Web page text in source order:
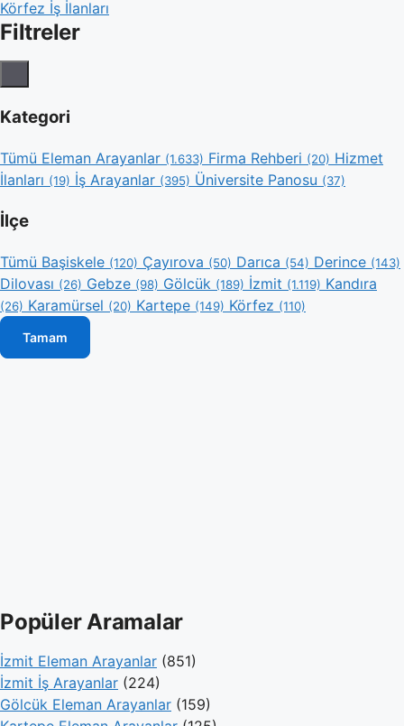
Körfez İş İlanları
Filtreler
Kategori
Tümü Eleman Arayanlar (1.633) Firma Rehberi (20) Hizmet
İlanları (19) İş Arayanlar (395) Üniversite Panosu (37)
İlçe
Tümü Başiskele (120) Çayırova (50) Darıca (54) Derince (143)
Dilovası (26) Gebze (98) Gölcük (189) İzmit (1.119) Kandıra
(26) Karamürsel (20) Kartepe (149) Körfez (110)
Tamam
Popüler Aramalar
İzmit Eleman Arayanlar (851)
İzmit İş Arayanlar (224)
Gölcük Eleman Arayanlar (159)